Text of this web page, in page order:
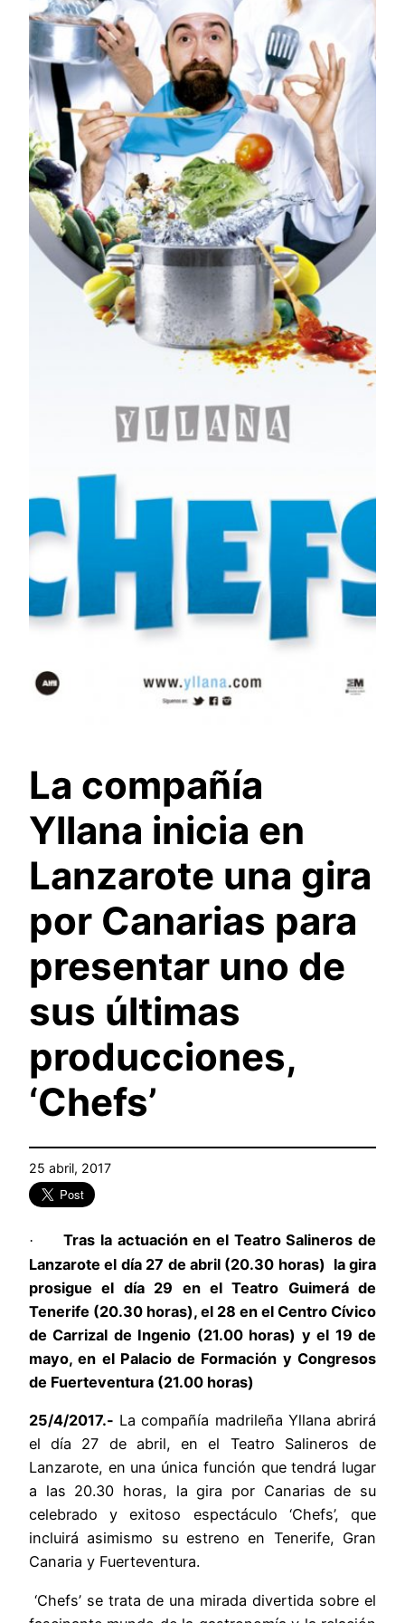
La compañía
Yllana inicia en
Lanzarote una gira
por Canarias para
presentar uno de
sus últimas
producciones,
‘Chefs’
25 abril, 2017
·
Tras la actuación en el Teatro Salineros de
Lanzarote el día 27 de abril (20.30 horas) la gira
prosigue el día 29 en el Teatro Guimerá de
Tenerife (20.30 horas), el 28 en el Centro Cívico
de Carrizal de Ingenio (21.00 horas) y el 19 de
mayo, en el Palacio de Formación y Congresos
de Fuerteventura (21.00 horas)
25/4/2017.- La compañía madrileña Yllana abrirá
el día 27 de abril, en el Teatro Salineros de
Lanzarote, en una única función que tendrá lugar
a las 20.30 horas, la gira por Canarias de su
celebrado y exitoso espectáculo ‘Chefs’, que
incluirá asimismo su estreno en Tenerife, Gran
Canaria y Fuerteventura.
‘Chefs’ se trata de una mirada divertida sobre el